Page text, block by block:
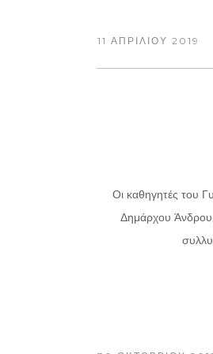
11 ΑΠΡΙΛΊΟΥ 2019
Οι καθηγητές του
Δημάρχου Άνδρου,